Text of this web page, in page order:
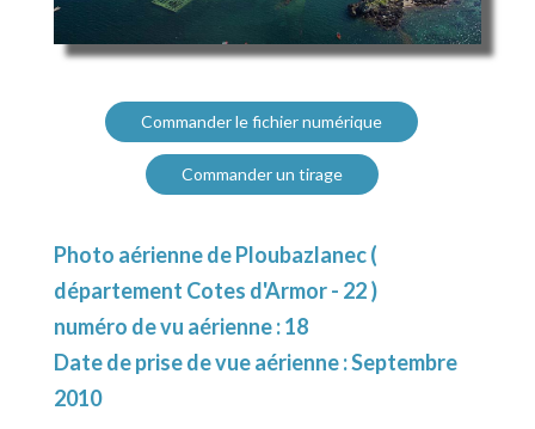
Commander le fichier numérique
Commander un tirage
Photo aérienne de Ploubazlanec (
département Cotes d'Armor - 22 )
numéro de vu aérienne : 18
Date de prise de vue aérienne : Septembre
2010